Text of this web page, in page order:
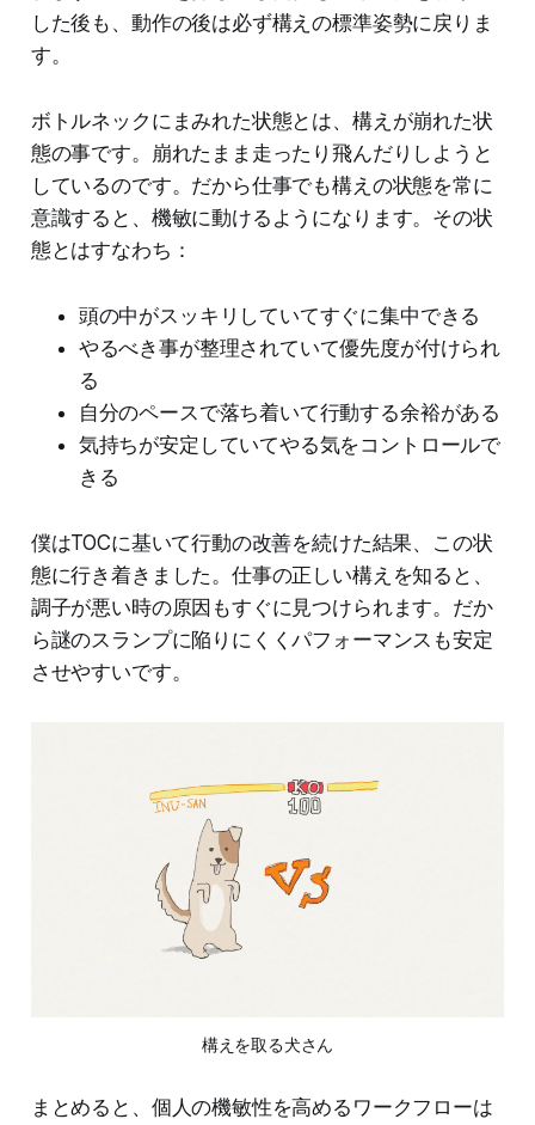
した後も、動作の後は必ず構えの標準姿勢に戻りま
す。
ボトルネックにまみれた状態とは、構えが崩れた状
態の事です。崩れたまま走ったり飛んだりしようと
しているのです。だから仕事でも構えの状態を常に
意識すると、機敏に動けるようになります。その状
態とはすなわち：
頭の中がスッキリしていてすぐに集中できる
やるべき事が整理されていて優先度が付けられ
る
自分のペースで落ち着いて行動する余裕がある
気持ちが安定していてやる気をコントロールで
きる
僕はTOCに基いて行動の改善を続けた結果、この状
態に行き着きました。仕事の正しい構えを知ると、
調子が悪い時の原因もすぐに見つけられます。だか
ら謎のスランプに陥りにくくパフォーマンスも安定
させやすいです。
構えを取る犬さん
まとめると、個人の機敏性を高めるワークフローは